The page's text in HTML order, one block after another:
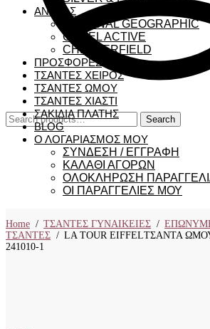
Search
for:
Search
ΑΝΔΡΑΣ
NATIONAL GEOGRAPHIC
CAMEL ACTIVE
CHESTERFIELD
ΠΡΟΣΦΟΡΕΣ
ΤΣΑΝΤΕΣ ΧΕΙΡΟΣ
ΤΣΑΝΤΕΣ ΩΜΟΥ
ΤΣΑΝΤΕΣ ΧΙΑΣΤΙ
ΣΑΚΙΔΙΑ ΠΛΑΤΗΣ
BLOG
Ο ΛΟΓΑΡΙΑΣΜΟΣ ΜΟΥ
ΣΥΝΔΕΣΗ / ΕΓΓΡΑΦΗ
ΚΑΛΑΘΙ ΑΓΟΡΩΝ
ΟΛΟΚΛΗΡΩΣΗ
ΟΙ ΠΑΡΑΓΓΕΛΙΕΣ ΜΟΥ
Home / ΤΣΑΝΤΕΣ ΓΥΝΑΙΚΕΙΕΣ /
ΤΣΑΝΤΕΣ / LA TOUR EIFFELΤΣΑΝΤΑ
241010-1